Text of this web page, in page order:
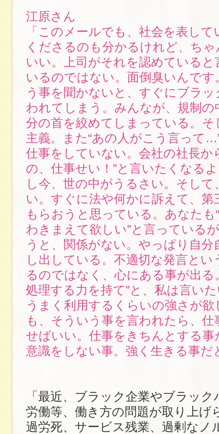
江原さん
「このメールでも、社会を表し
くださるのも分かるけれど、ち
いい。上司がそれを認めていると
いるのではない。面倒臭いんです
う事を聞かないと、すぐにブラ
われてしまう。みんなが、規制の
分の首を絞めてしまっている。そ
主義。また“あの人がこう言って
仕事をしていない。会社の社長か
の、仕事せい！”と言いたくなる
し今、世の中がうるさい。そして
い。すぐに法や何かに訴えて、第
もらおうと思っている。あなたも
わきまえて欲しい”と言っている
うと、関係がない。やっぱり自分
し出している。不適切な発言とい
るのではなく、心にある事が出る
処理する力を持て”と、私は言い
うまく利用するくらいの強さが
も、そういう事を言われたら、仕
せばいい。仕事をきちんとする事
意識をしない事。強く生きる事だ
「最近、ブラック企業やブラッ
労働等、働き方の問題が取り上げ
過労死、サービス残業、過剰なノ